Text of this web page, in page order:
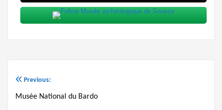
Post
Previous:
Musée National du Bardo